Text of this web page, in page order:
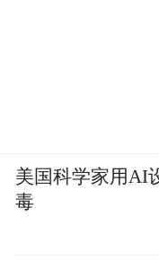
美国科学家用AI
毒